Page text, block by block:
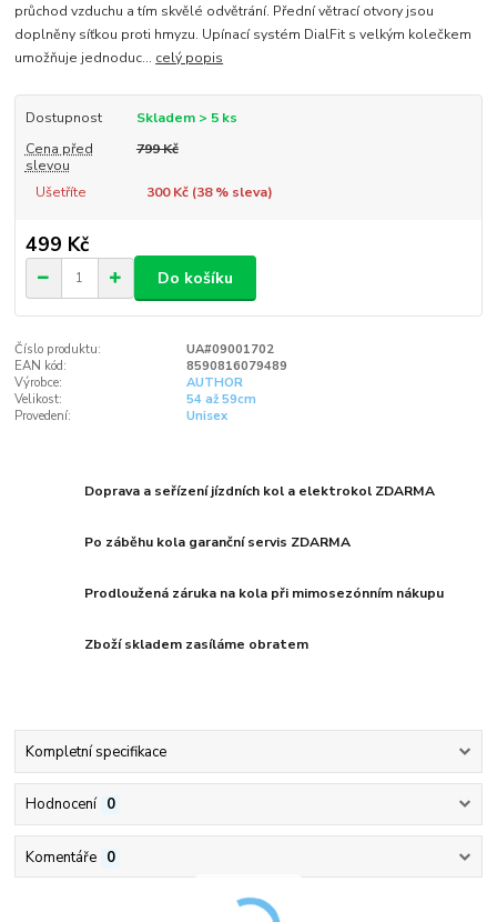
průchod vzduchu a tím skvělé odvětrání. Přední větrací otvory jsou
doplněny síťkou proti hmyzu. Upínací systém DialFit s velkým kolečkem
umožňuje jednoduc... celý popis
Dostupnost
Skladem > 5 ks
Cena před
slevou
799 Kč
Ušetříte 300 Kč (38% sleva)
499 Kč
Do košíku
Číslo produktu:
UA#09001702
EAN kód:
8590816079489
Výrobce:
AUTHOR
Velikost:
54 až 59cm
Provedení:
Unisex
Doprava a seřízení jízdních kol a elektrokol ZDARMA
Po záběhu kola garanční servis ZDARMA
Prodloužená záruka na kola při mimosezónním nákupu
Zboží skladem zasíláme obratem
Kompletní specifikace
Hodnocení 0
Komentáře 0